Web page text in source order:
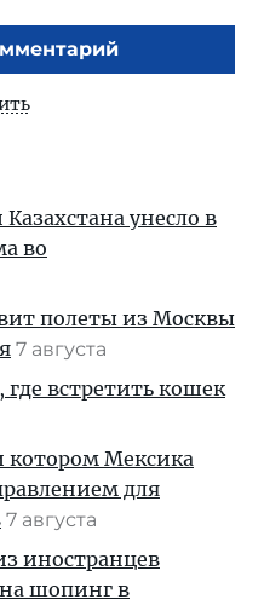
унесло в
во
полеты из Москвы
7 августа
где встретить кошек
котором Мексика
для
7 августа
иностранцев
на шопинг в